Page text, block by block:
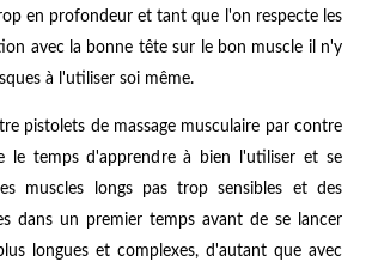
en profondeur et tant que l'on respecte les
avec la bonne tête sur le bon muscle il n'y
à l'utiliser soi même.
pistolets de massage musculaire par contre
le temps d'apprendre à bien l'utiliser et se
muscles longs pas trop sensibles et des
dans un premier temps avant de se lancer
longues et complexes, d'autant que avec